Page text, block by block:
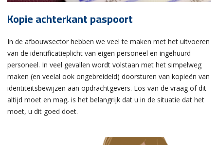
Kopie achterkant paspoort
In de afbouwsector hebben we veel te maken met het uitvoeren
van de identificatieplicht van eigen personeel en ingehuurd
personeel. In veel gevallen wordt volstaan met het simpelweg
maken (en veelal ook ongebreideld) doorsturen van kopieën van
identiteitsbewijzen aan opdrachtgevers. Los van de vraag of dit
altijd moet en mag, is het belangrijk dat u in de situatie dat het
moet, u dit goed doet.